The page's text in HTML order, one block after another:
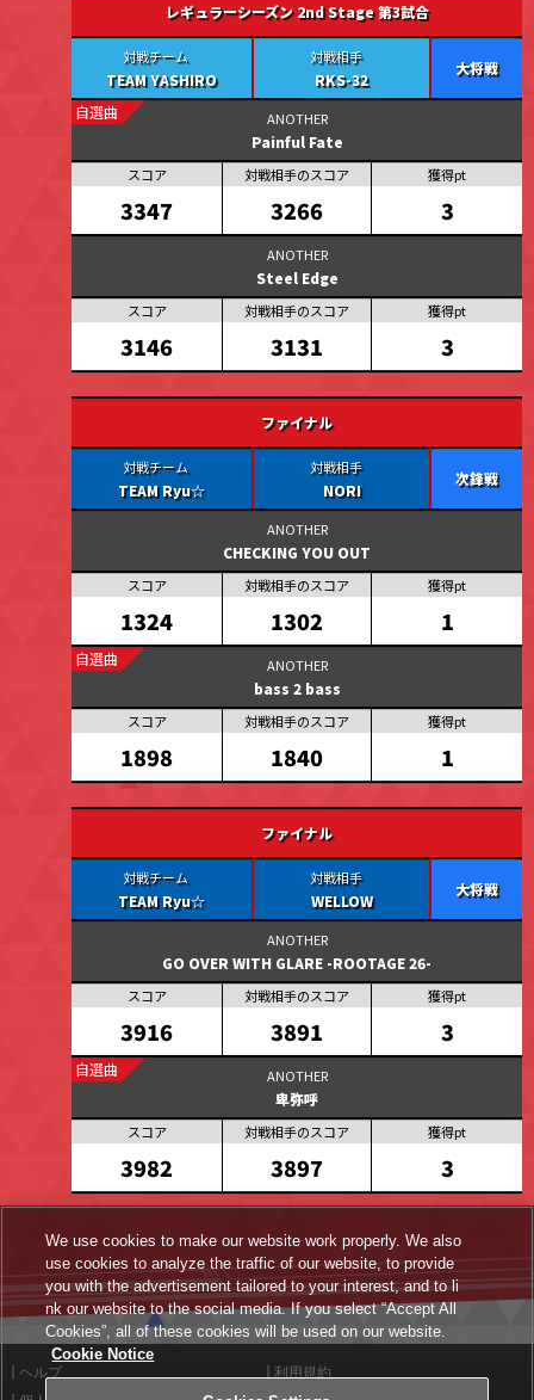
レギュラーシーズン 2nd Stage 第3試合
TEAM YASHIRO RKS-32
大将戦
自選曲
Painful Fate
3347 3266 3
Steel Edge
3146 3131 3
ファイナル
TEAM Ryu☆ NORI
次鋒戦
CHECKING YOU OUT
1324 1302 1
自選曲
bass 2 bass
1898 1840 1
ファイナル
TEAM Ryu☆ WELLOW
大将戦
GO OVER WITH GLARE -ROOTAGE 26-
3916 3891 3
自選曲
卑弥呼
3982 3897 3
ヘルプ
利用規約
We use cookies to make our website work properly. We also
use cookies to analyze the traffic of our website, to provide
you with the advertisement tailored to your interest, and to li
nk our website to the social media. If you select “Accept All
Cookies”, all of these cookies will be used on our website.
Cookie Notice